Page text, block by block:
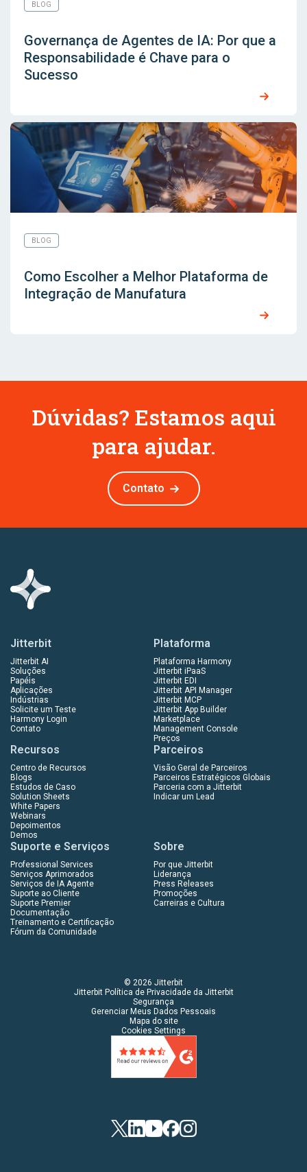
BLOG
Governança de Agentes de IA: Por que a
Responsabilidade é Chave para o
Sucesso
BLOG
Como Escolher a Melhor Plataforma de
Integração de Manufatura
Dúvidas? Estamos aqui
para ajudar.
Contato
Jitterbit
Jitterbit AI
Soluções
Papéis
Aplicações
Indústrias
Solicite um Teste
Harmony Login
Contato
Plataforma
Plataforma Harmony
Jitterbit iPaaS
Jitterbit EDI
Jitterbit API Manager
Jitterbit MCP
Jitterbit App Builder
Marketplace
Management Console
Preços
Recursos
Centro de Recursos
Blogs
Estudos de Caso
Solution Sheets
White Papers
Webinars
Depoimentos
Demos
Parceiros
Visão Geral de Parceiros
Parceiros Estratégicos Globais
Parceria com a Jitterbit
Indicar um Lead
Suporte e Serviços
Professional Services
Serviços Aprimorados
Serviços de IA Agente
Suporte ao Cliente
Suporte Premier
Documentação
Treinamento e Certificação
Fórum da Comunidade
Sobre
Por que Jitterbit
Liderança
Press Releases
Promoções
Carreiras e Cultura
© 2026 Jitterbit
Jitterbit Política de Privacidade da Jitterbit
Segurança
Gerenciar Meus Dados Pessoais
Mapa do site
Cookies Settings
TwitterLinkedIn
YouTubeFacebook
Instagram